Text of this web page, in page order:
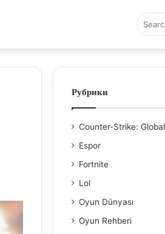
Рубрики
Counter-Strike:
Espor
Fortnite
Lol
Oyun Dünyası
Oyun Rehberi